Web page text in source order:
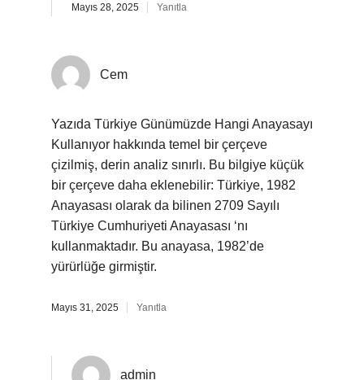
Mayıs 28, 2025 Yanıtla
Cem
Yazıda Türkiye Günümüzde Hangi Anayasayı
Kullanıyor hakkında temel bir çerçeve
çizilmiş, derin analiz sınırlı. Bu bilgiye küçük
bir çerçeve daha eklenebilir: Türkiye, 1982
Anayasası olarak da bilinen 2709 Sayılı
Türkiye Cumhuriyeti Anayasası ‘nı
kullanmaktadır. Bu anayasa, 1982’de
yürürlüğe girmiştir.
Mayıs 31, 2025 Yanıtla
admin